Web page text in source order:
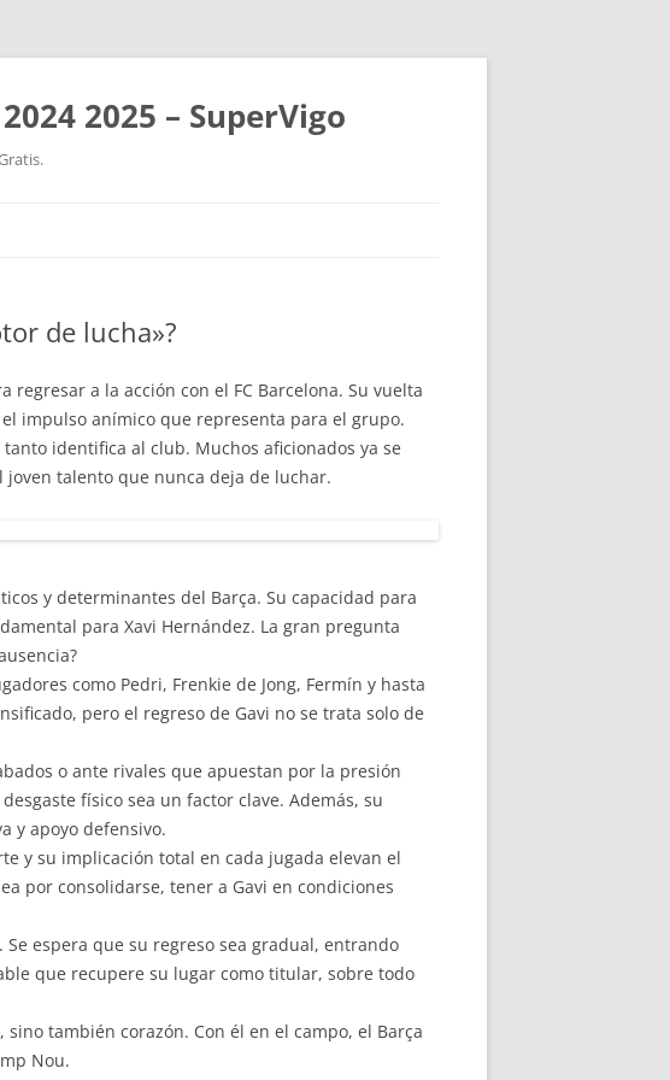
2025 – SuperVigo
de lucha»?
a la acción con el FC Barcelona. Su vuelta
impulso anímico que representa para el grupo.
identifica al club. Muchos aficionados ya se
joven talento que nunca deja de luchar.
y determinantes del Barça. Su capacidad para
para Xavi Hernández. La gran pregunta
como Pedri, Frenkie de Jong, Fermín y hasta
pero el regreso de Gavi no se trata solo de
o ante rivales que apuestan por la presión
físico sea un factor clave. Además, su
y apoyo defensivo.
y su implicación total en cada jugada elevan el
por consolidarse, tener a Gavi en condiciones
espera que su regreso sea gradual, entrando
que recupere su lugar como titular, sobre todo
también corazón. Con él en el campo, el Barça
Nou.